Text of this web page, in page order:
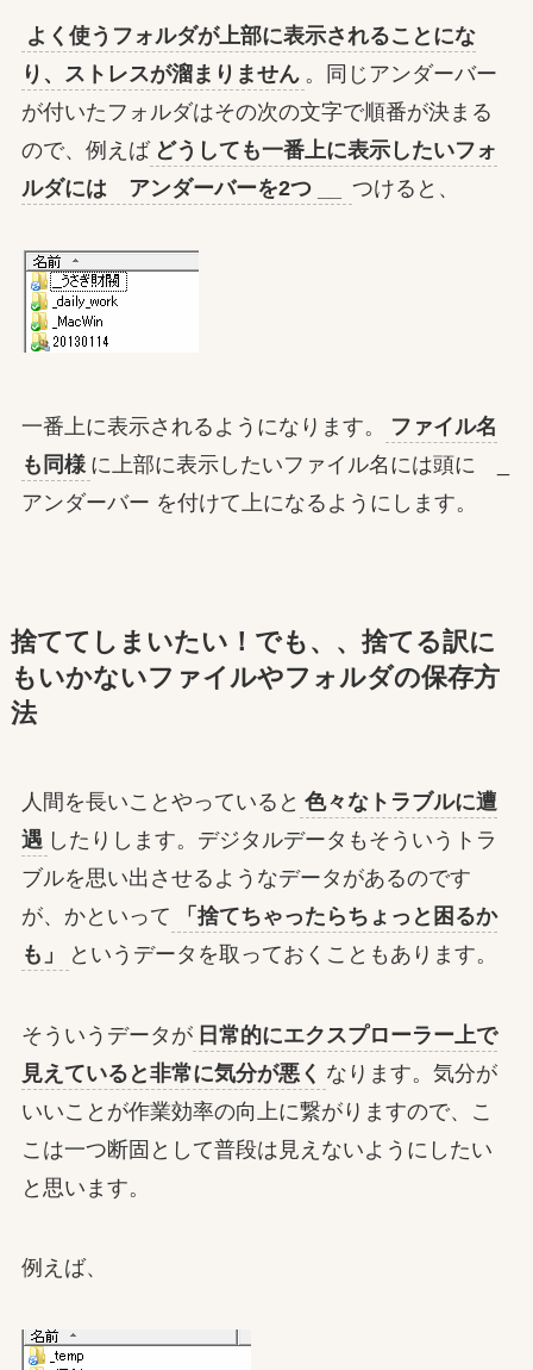
よく使うフォルダが上部に表示されることにな
り、ストレスが溜まりません 。同じアンダーバー
が付いたフォルダはその次の文字で順番が決まる
ので、例えば どうしても一番上に表示したいフォ
ルダには アンダーバーを2つ __
つけると、
一番上に表示されるようになります。
ファイル名
も同様 に上部に表示したいファイル名には頭に _
アンダーバー を付けて上になるようにします。
捨ててしまいたい！でも、、捨てる訳に
もいかないファイルやフォルダの保存方
法
人間を長いことやっていると 色々なトラブルに遭
遇 したりします。デジタルデータもそういうトラ
ブルを思い出させるようなデータがあるのです
が、かといって
「捨てちゃったらちょっと困るか
も」
というデータを取っておくこともあります。
そういうデータが 日常的にエクスプローラー上で
見えていると非常に気分が悪く なります。気分が
いいことが作業効率の向上に繋がりますので、こ
こは一つ断固として普段は見えないようにしたい
と思います。
例えば、